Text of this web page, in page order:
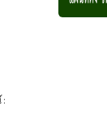
: